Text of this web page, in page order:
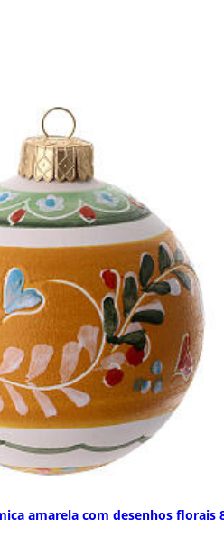
amarela com desenhos florais